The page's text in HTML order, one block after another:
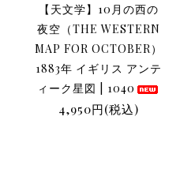
【天文学】10月の西の
夜空（THE WESTERN
MAP FOR OCTOBER）
1883年 イギリス アンテ
ィーク星図 | 1040
4,950円(税込)